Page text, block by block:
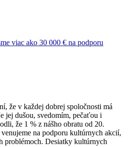
viac ako 30 000 € na podporu
že v každej dobrej spoločnosti má
jej dušou, svedomím, pečaťou i
že 1 % z nášho obratu od 20.
na podporu kultúrnych akcií,
problémoch. Desiatky kultúrnych